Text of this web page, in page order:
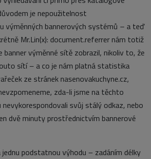
je nepoužitelnost
výměnných bannerových systémů – a teď
Mr.Lin(x): document.referrer nám totiž
banner výměnné sítě zobrazil, nikoliv to, že
sítí – a co je nám platná statistika
ze stránek nasenovakuchyne.cz,
zda-li jsme na těchto
nevykorespondovali svůj stálý odkaz, nebo
dvě minuty prostřednictvím bannerové
podstatnou výhodu – zadáním délky